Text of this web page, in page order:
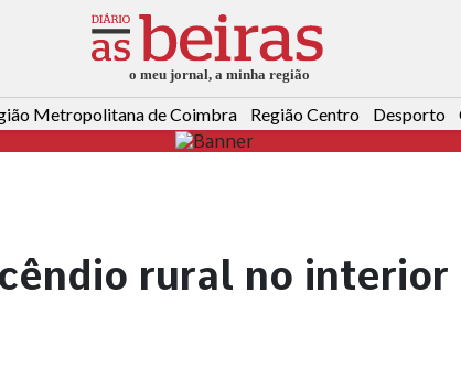
Metropolitana de Coimbra Região Centro Desporto
rural no interior